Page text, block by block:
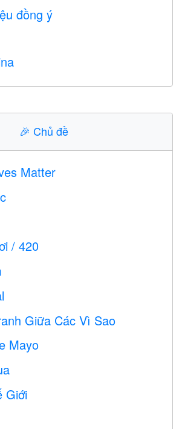
đồng ý
🎉 Chủ đề
Matter
/ 420
Giữa Các Vì Sao
Mayo
Giới